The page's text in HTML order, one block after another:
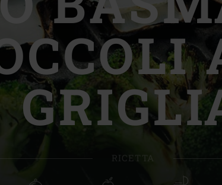
Slovenia |
Spain |
Sweden |
Switzerland
Switzerland
RICETTA